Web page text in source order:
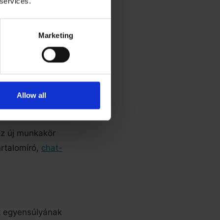
Marketing
Allow all
Emellett
új munkakör
chat-